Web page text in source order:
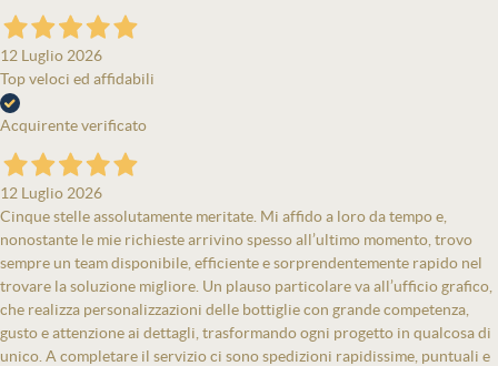
12 Luglio 2026
Top veloci ed affidabili
Acquirente verificato
12 Luglio 2026
Cinque stelle assolutamente meritate. Mi affido a loro da tempo e,
nonostante le mie richieste arrivino spesso all’ultimo momento, trovo
sempre un team disponibile, efficiente e sorprendentemente rapido nel
trovare la soluzione migliore. Un plauso particolare va all’ufficio grafico,
che realizza personalizzazioni delle bottiglie con grande competenza,
gusto e attenzione ai dettagli, trasformando ogni progetto in qualcosa di
unico. A completare il servizio ci sono spedizioni rapidissime, puntuali e